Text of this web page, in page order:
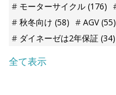
モーターサイクル (176)
秋冬向け (58) AGV(55)
ダイネーゼは2年保証 (34)
全て表示